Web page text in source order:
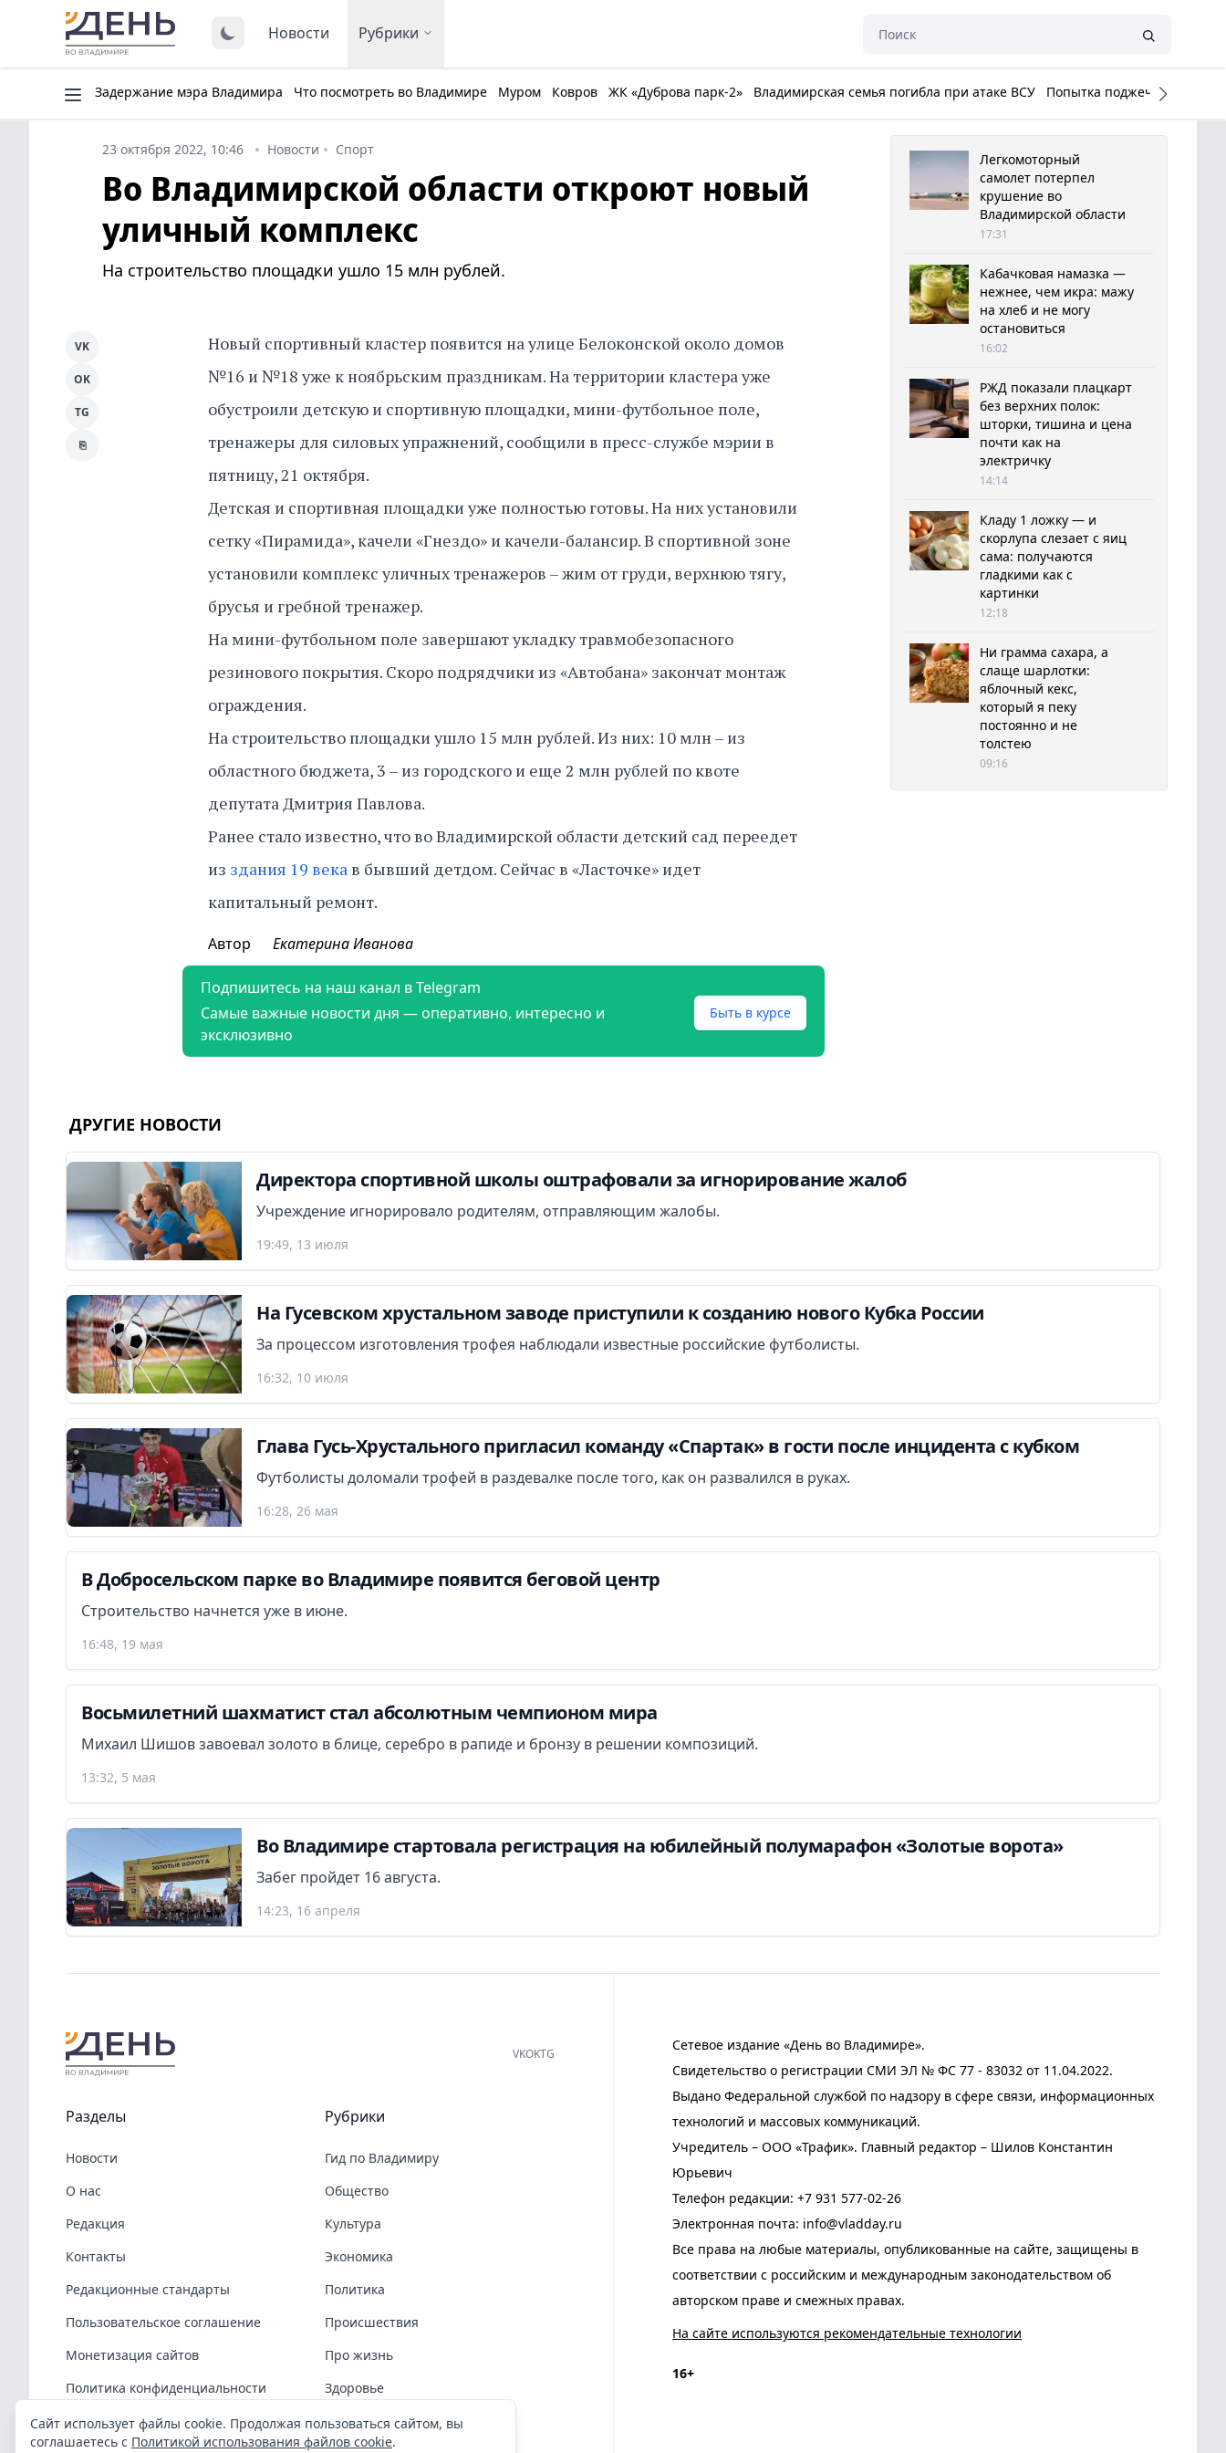
Новости Рубрики
Задержание мэра Владимира Что посмотреть во Владимире Муром Ковров ЖК «Дуброва парк-2» Владимирская семья погибла при атаке ВСУ Попытка поджечь Белый
23 октября 2022, 10:46 Новости Спорт
Во Владимирской области откроют новый
уличный комплекс
На строительство площадки ушло 15 млн рублей.
Новый спортивный кластер появится на улице Белоконской около домов
№16 и №18 уже к ноябрьским праздникам. На территории кластера уже
обустроили детскую и спортивную площадки, мини-футбольное поле,
тренажеры для силовых упражнений, сообщили в пресс-службе мэрии в
пятницу, 21 октября.
Детская и спортивная площадки уже полностью готовы. На них установили
сетку «Пирамида», качели «Гнездо» и качели-балансир. В спортивной зоне
установили комплекс уличных тренажеров – жим от груди, верхнюю тягу,
брусья и гребной тренажер.
На мини-футбольном поле завершают укладку травмобезопасного
резинового покрытия. Скоро подрядчики из «Автобана» закончат монтаж
ограждения.
На строительство площадки ушло 15 млн рублей. Из них: 10 млн – из
областного бюджета, 3 – из городского и еще 2 млн рублей по квоте
депутата Дмитрия Павлова.
Ранее стало известно, что во Владимирской области детский сад переедет
из здания 19 века в бывший детдом. Сейчас в «Ласточке» идет
капитальный ремонт.
VK
OK
TG
⎘
Автор Екатерина Иванова
Подпишитесь на наш канал в Telegram
Самые важные новости дня — оперативно, интересно и
эксклюзивно
Быть в курсе
Легкомоторный
самолет потерпел
крушение во
Владимирской области
17:31
Кабачковая намазка —
нежнее, чем икра: мажу
на хлеб и не могу
остановиться
16:02
РЖД показали плацкарт
без верхних полок:
шторки, тишина и цена
почти как на
электричку
14:14
Кладу 1 ложку — и
скорлупа слезает с яиц
сама: получаются
гладкими как с
картинки
12:18
Ни грамма сахара, а
слаще шарлотки:
яблочный кекс,
который я пеку
постоянно и не
толстею
09:16
ДРУГИЕ НОВОСТИ
Директора спортивной школы оштрафовали за игнорирование жалоб
Учреждение игнорировало родителям, отправляющим жалобы.
19:49, 13 июля
На Гусевском хрустальном заводе приступили к созданию нового Кубка России
За процессом изготовления трофея наблюдали известные российские футболисты.
16:32, 10 июля
Глава Гусь-Хрустального пригласил команду «Спартак» в гости после инцидента с кубком
Футболисты доломали трофей в раздевалке после того, как он развалился в руках.
16:28, 26 мая
В Добросельском парке во Владимире появится беговой центр
Строительство начнется уже в июне.
16:48, 19 мая
Восьмилетний шахматист стал абсолютным чемпионом мира
Михаил Шишов завоевал золото в блице, серебро в рапиде и бронзу в решении композиций.
13:32, 5 мая
Во Владимире стартовала регистрация на юбилейный полумарафон «Золотые ворота»
Забег пройдет 16 августа.
14:23, 16 апреля
Сетевое издание «День во Владимире».
Свидетельство о регистрации СМИ ЭЛ № ФС 77 - 83032 от 11.04.2022.
Выдано Федеральной службой по надзору в сфере связи, информационных
технологий и массовых коммуникаций.
Учредитель – ООО «Трафик». Главный редактор – Шилов Константин
Юрьевич
Телефон редакции: +7 931 577-02-26
Электронная почта: info@vladday.ru
Все права на любые материалы, опубликованные на сайте, защищены в
соответствии с российским и международным законодательством об
авторском праве и смежных правах.
На сайте используются рекомендательные технологии
16+
VKOKTG
Разделы
Новости
О нас
Редакция
Контакты
Редакционные стандарты
Пользовательское соглашение
Монетизация сайтов
Политика конфиденциальности
Политика cookies
Рубрики
Гид по Владимиру
Общество
Культура
Экономика
Политика
Происшествия
Про жизнь
Здоровье
COVID-19
Сайт использует файлы cookie. Продолжая пользоваться сайтом, вы
соглашаетесь с Политикой использования файлов cookie.